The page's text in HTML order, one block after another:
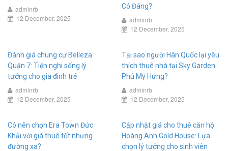
adminrb
12 December, 2025
Có Đáng?
adminrb
12 December, 2025
Đánh giá chung cư Belleza
Quận 7: Tiện nghi sống lý
tưởng cho gia đình trẻ
adminrb
12 December, 2025
Tại sao người Hàn Quốc lại yêu
thích thuê nhà tại Sky Garden
Phú Mỹ Hưng?
adminrb
12 December, 2025
Có nên chọn Era Town Đức
Khải với giá thuê tốt nhưng
đường xa?
Cập nhật giá cho thuê căn hộ
Hoàng Anh Gold House: Lựa
chọn lý tưởng cho sinh viên